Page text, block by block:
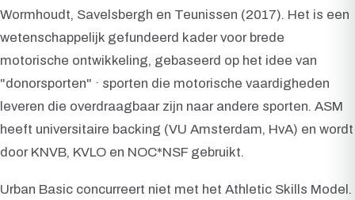
Wormhoudt, Savelsbergh en Teunissen (2017). Het is een
wetenschappelijk gefundeerd kader voor brede
motorische ontwikkeling, gebaseerd op het idee van
"donorsporten" · sporten die motorische vaardigheden
leveren die overdraagbaar zijn naar andere sporten. ASM
heeft universitaire backing (VU Amsterdam, HvA) en wordt
door KNVB, KVLO en NOC*NSF gebruikt.
Urban Basic concurreert niet met het Athletic Skills Model.